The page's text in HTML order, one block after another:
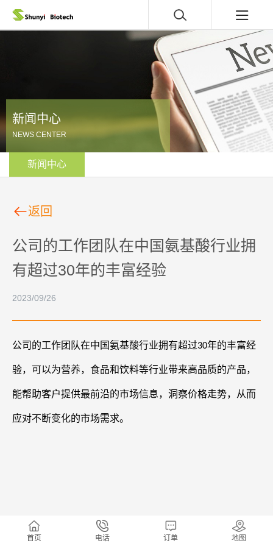
新闻中心
NEWS CENTER
新闻中心
返回
公司的工作团队在中国氨基酸行业拥
有超过30年的丰富经验
2023/09/26
公司的工作团队在中国氨基酸行业拥有超过30年的丰富经
验，可以为营养，食品和饮料等行业带来高品质的产品，
能帮助客户提供最前沿的市场信息，洞察价格走势，从而
应对不断变化的市场需求。
首页 电话 订单 地图